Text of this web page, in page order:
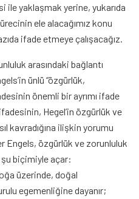
ile yaklaşmak yerine, yukarıda
ele alacağımız konu
ifade etmeye çalışacağız.
arasındaki bağlantı
ünlü “özgürlük,
önemli bir ayrımı ifade
Hegel’in özgürlük ve
kavradığına ilişkin yorumu
Engels, özgürlük ve zorunluluk
şu biçimiyle açar:
üzerinde, doğal
egemenliğine dayanır;